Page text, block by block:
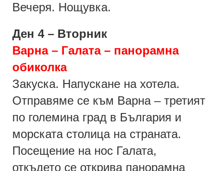
Вечеря. Нощувка.
Ден 4 – Вторник
Варна – Галата – панорамна
обиколка
Закуска. Напускане на хотела.
Отправяме се към Варна – третият
по големина град в България и
морската столица на страната.
Посещение на нос Галата,
откъдето се открива панорамна